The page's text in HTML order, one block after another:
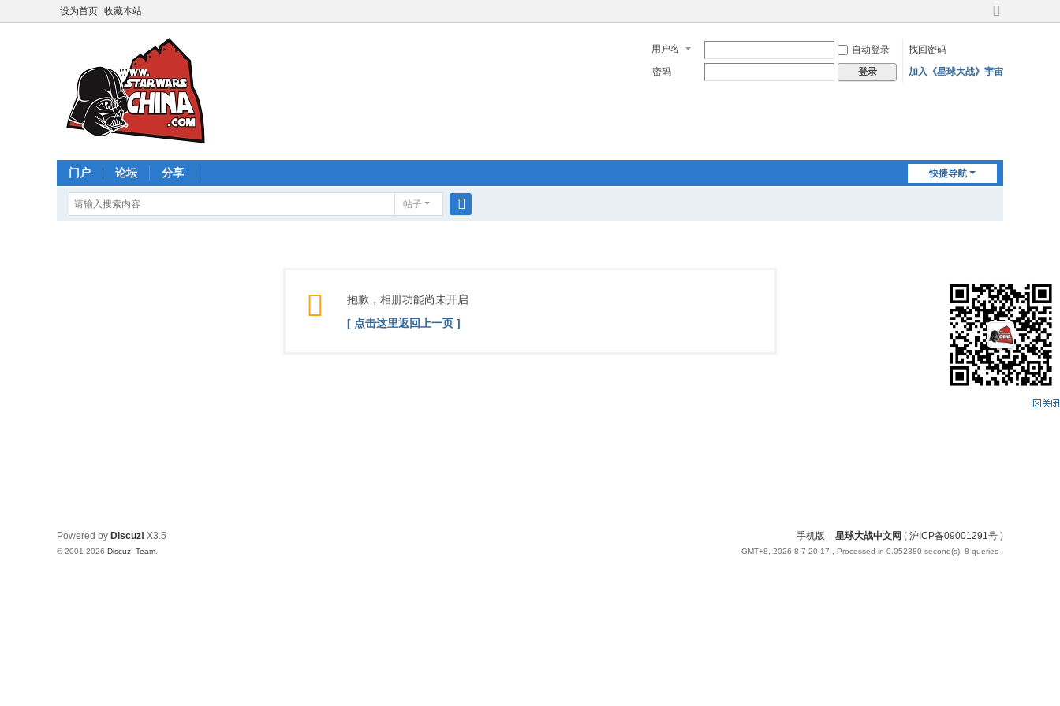
设为首页 收藏本站
切
宽
用户名 自动登录
找回密码
密码
登录 加入《星球大战》宇宙
快捷导航
门户 论坛 分享
帖子
抱歉，相册功能尚未开启
[ 点击这里返回上一页 ]
手机版 星球大战中文网 ( 沪ICP备09001291号 )
GMT+8, 2026-8-7 20:17 , Processed in 0.052380 second(s), 8 queries .
Powered by Discuz! X3.5
© 2001-2026 Discuz! Team